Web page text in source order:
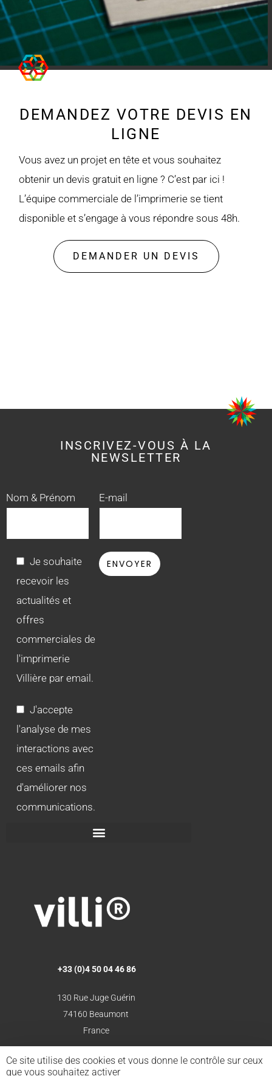
Ce site utilise des cookies et vous donne le contrôle sur ceux
que vous souhaitez activer
DEMANDEZ VOTRE DEVIS EN
LIGNE
Vous avez un projet en tête et vous souhaitez
obtenir un devis gratuit en ligne ? C’est par ici !
L’équipe commerciale de l’imprimerie se tient
disponible et s’engage à vous répondre sous 48h.
DEMANDER UN DEVIS
INSCRIVEZ-VOUS À LA
NEWSLETTER
Nom & Prénom E-mail
Je souhaite
recevoir les
actualités et
offres
commerciales de
l'imprimerie
Villière par email.
J'accepte
l'analyse de mes
interactions avec
ces emails afin
d'améliorer nos
communications.
+33 (0)4 50 04 46 86
130 Rue Juge Guérin
74160 Beaumont
France
Du lundi au jeudi